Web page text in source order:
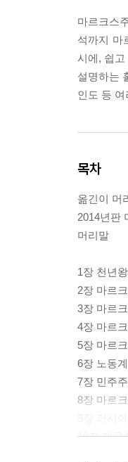
마르크스
석까지 마
시에, 쉽
설명하는
인도 등
목차
옮긴이 머
2014년판
머리말
1장 천년
2장 마르
3장 마르
4장 마르
5장 마르
6장 노동
7장 민주
8장 마르
10장 제국